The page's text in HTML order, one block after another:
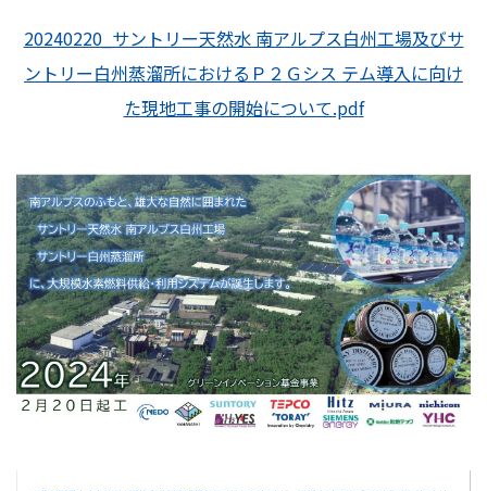
20240220_サントリー天然水 南アルプス白州工場及びサ
ントリー白州蒸溜所におけるＰ２Ｇシス テム導入に向け
た現地工事の開始について.pdf